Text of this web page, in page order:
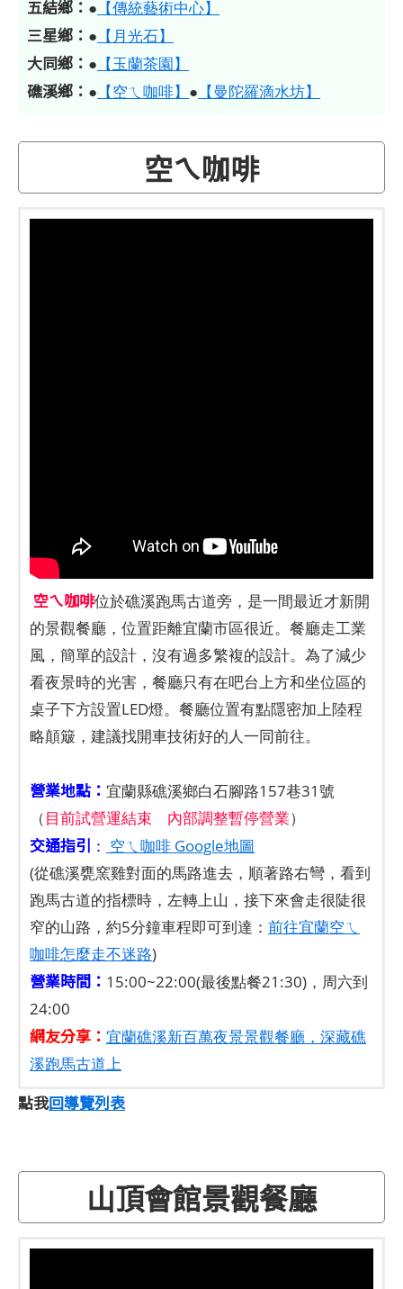
五結鄉： ● 【傳統藝術中心】
三星鄉： ● 【月光石】
大同鄉： ● 【玉蘭茶園】
礁溪鄉： ● 【空ㄟ咖啡】 ● 【曼陀羅滴水坊】
空ㄟ咖啡
空ㄟ咖啡位於礁溪跑馬古道旁，是一間最近才新開
的景觀餐廳，位置距離宜蘭市區很近。餐廳走工業
風，簡單的設計，沒有過多繁複的設計。為了減少
看夜景時的光害，餐廳只有在吧台上方和坐位區的
桌子下方設置LED燈。餐廳位置有點隱密加上陸程
略顛簸，建議找開車技術好的人一同前往。
營業地點： 宜蘭縣礁溪鄉白石腳路157巷31號
（目前試營運結束 內部調整暫停營業）
交通指引 ： 空ㄟ咖啡 Google地圖
(從礁溪甕窯雞對面的馬路進去，順著路右彎，看到
跑馬古道的指標時，左轉上山，接下來會走很陡很
窄的山路，約5分鐘車程即可到達： 前往宜蘭空ㄟ
咖啡怎麼走不迷路)
營業時間： 15:00~22:00(最後點餐21:30)，周六到
24:00
網友分享： 宜蘭礁溪新百萬夜景景觀餐廳，深藏礁
溪跑馬古道上
點我回導覽列表
山頂會館景觀餐廳